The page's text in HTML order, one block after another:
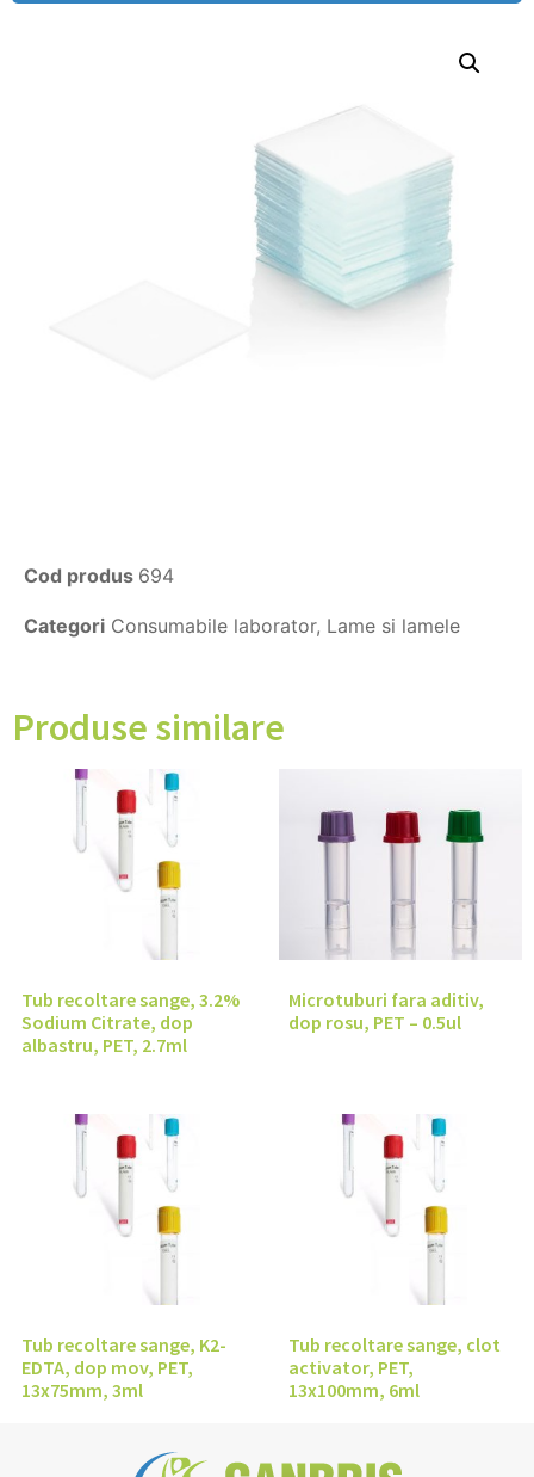
Cod produs 694
Categori Consumabile laborator, Lame si lamele
Produse similare
Tub recoltare sange, 3.2%
Sodium Citrate, dop
albastru, PET, 2.7ml
Microtuburi fara aditiv,
dop rosu, PET – 0.5ul
Tub recoltare sange, K2-
EDTA, dop mov, PET,
13x75mm, 3ml
Tub recoltare sange, clot
activator, PET,
13x100mm, 6ml